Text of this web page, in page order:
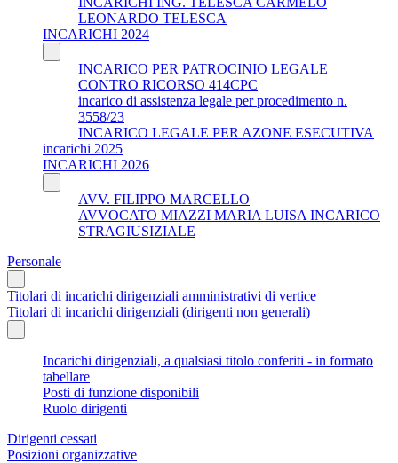
LEONARDO TELESCA
INCARICHI 2024
INCARICO PER PATROCINIO LEGALE
CONTRO RICORSO 414CPC
incarico di assistenza legale per procedimento n.
3558/23
INCARICO LEGALE PER AZONE ESECUTIVA
incarichi 2025
INCARICHI 2026
AVV. FILIPPO MARCELLO
AVVOCATO MIAZZI MARIA LUISA INCARICO
STRAGIUSIZIALE
Personale
Titolari di incarichi dirigenziali amministrativi di vertice
Titolari di incarichi dirigenziali (dirigenti non generali)
Incarichi dirigenziali, a qualsiasi titolo conferiti - in formato
tabellare
Posti di funzione disponibili
Ruolo dirigenti
Dirigenti cessati
Posizioni organizzative